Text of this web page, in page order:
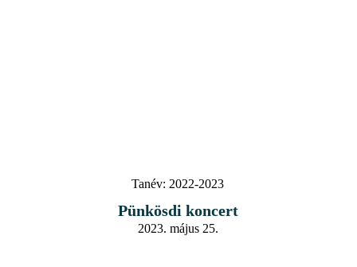
Tanév: 2022-2023
Pünkösdi koncert
2023. május 25.